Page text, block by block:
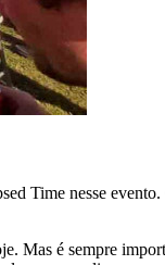
Time nesse
Mas é sempre